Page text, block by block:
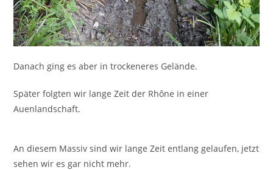
Danach ging es aber in trockeneres Gelände.
Später folgten wir lange Zeit der Rhône in einer
Auenlandschaft.
An diesem Massiv sind wir lange Zeit entlang gelaufen, jetzt
sehen wir es gar nicht mehr.